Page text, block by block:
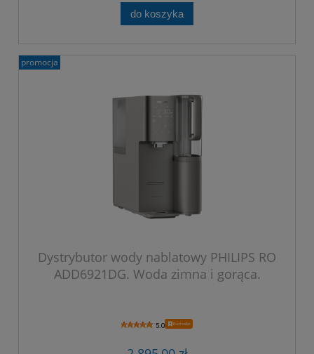
do koszyka
Dystrybutor wody nablatowy PHILIPS RO
ADD6921DG. Woda zimna i gorąca.
5.0 Bestseller
promocja